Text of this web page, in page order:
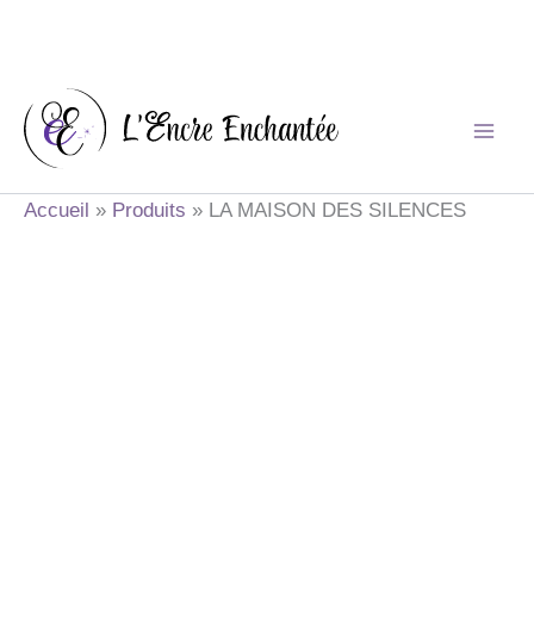
contenu
Accueil Produits LA MAISON DES SILENCES